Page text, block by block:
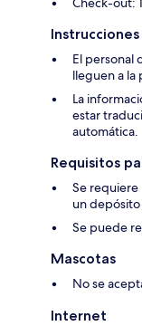
El personal
lleguen a
La
estar
automática.
Requisitos
Se
un
Se puede
Mascotas
No se
Internet